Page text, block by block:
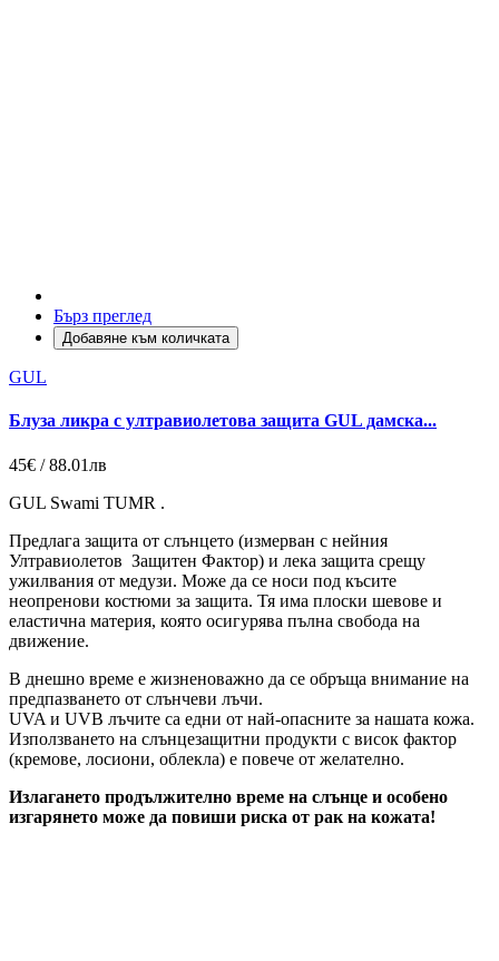
Бърз преглед
Добавяне към количката
GUL
Блуза ликра с ултравиолетова защита GUL дамска...
45€ / 88.01лв
GUL Swami TUMR .
Предлага защита от слънцето (измерван c нейния
Ултравиолетов Защитен Фактор) и лека защита срещу
ужилвания от медузи. Може да се носи под късите
неопренови костюми за защита. Тя има плоски шевове и
еластична материя, която осигурява пълна свобода на
движение.
В днешно време е жизненоважно да се обръща внимание на
предпазването от слънчеви лъчи.
UVA и UVB лъчите са едни от най-опасните за нашата кожа.
Използването на слънцезащитни продукти с висок фактор
(кремове, лосиони, облекла) е повече от желателно.
Излагането продължително време на слънце и особено
изгарянето може да повиши риска от рак на кожата!